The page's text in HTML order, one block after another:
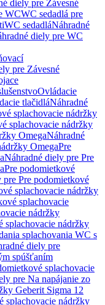
diely pre Závesné
WCWC sedadlá pre
WC sedadláNáhradné
diely pre WC
pre Závesné
Ovládacie
tlačidláNáhradné
splachovacie nádržky
splachovacie nádržky
OmegaNáhradné
OmegaPre
Náhradné diely pre Pre
Pre podomietkové
pre Pre podomietkové
splachovacie nádržky
splachovacie
nádržky
splachovacie nádržky
splachovania WC s
diely pre
spúšťaním
splachovacie
pre Na napájanie zo
Geberit Sigma 12
splachovacie nádržky